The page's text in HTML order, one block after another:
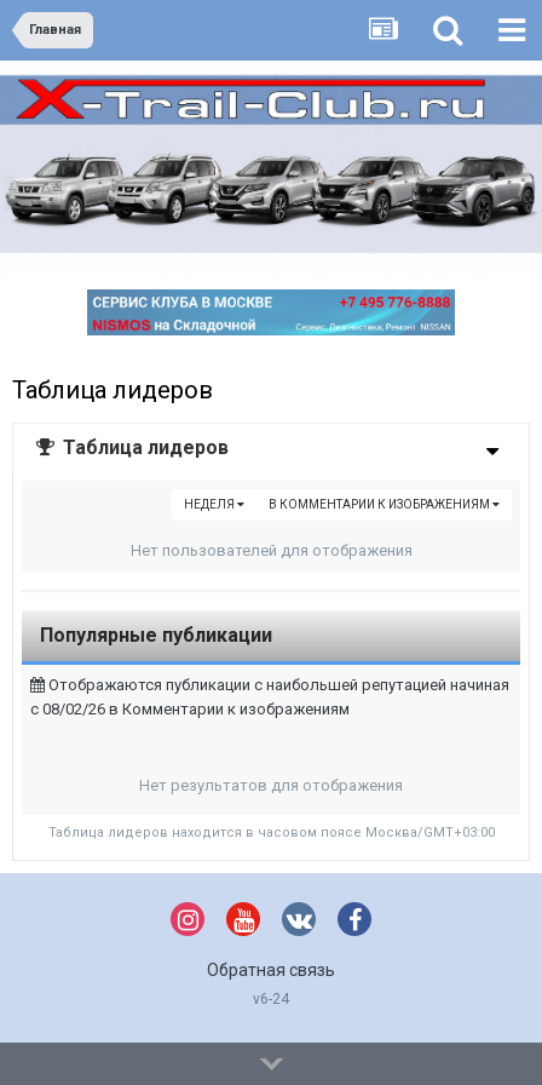
Главная
Таблица лидеров
Таблица лидеров
В КОММЕНТАРИИ К ИЗОБРАЖЕНИЯМ
НЕДЕЛЯ
Нет пользователей для отображения
Популярные публикации
Отображаются публикации с наибольшей репутацией начиная
с 08/02/26 в Комментарии к изображениям
Нет результатов для отображения
Таблица лидеров находится в часовом поясе Москва/GMT+03:00
Обратная связь
v6-24